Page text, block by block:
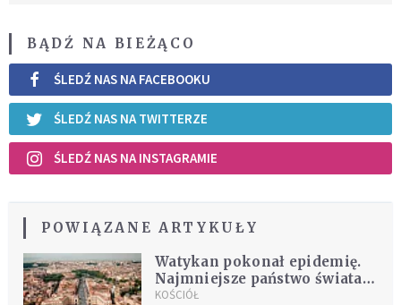
BĄDŹ NA BIEŻĄCO
ŚLEDŹ NAS NA FACEBOOKU
ŚLEDŹ NAS NA TWITTERZE
ŚLEDŹ NAS NA INSTAGRAMIE
POWIĄZANE ARTYKUŁY
Watykan pokonał epidemię.
Najmniejsze państwo świata
już bezpieczne
KOŚCIÓŁ